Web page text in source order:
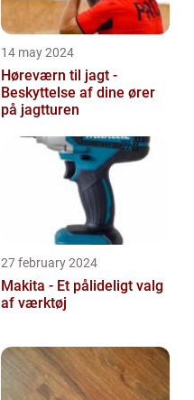
14 may 2024
Høreværn til jagt -
Beskyttelse af dine ører
på jagtturen
27 february 2024
Makita - Et pålideligt valg
af værktøj